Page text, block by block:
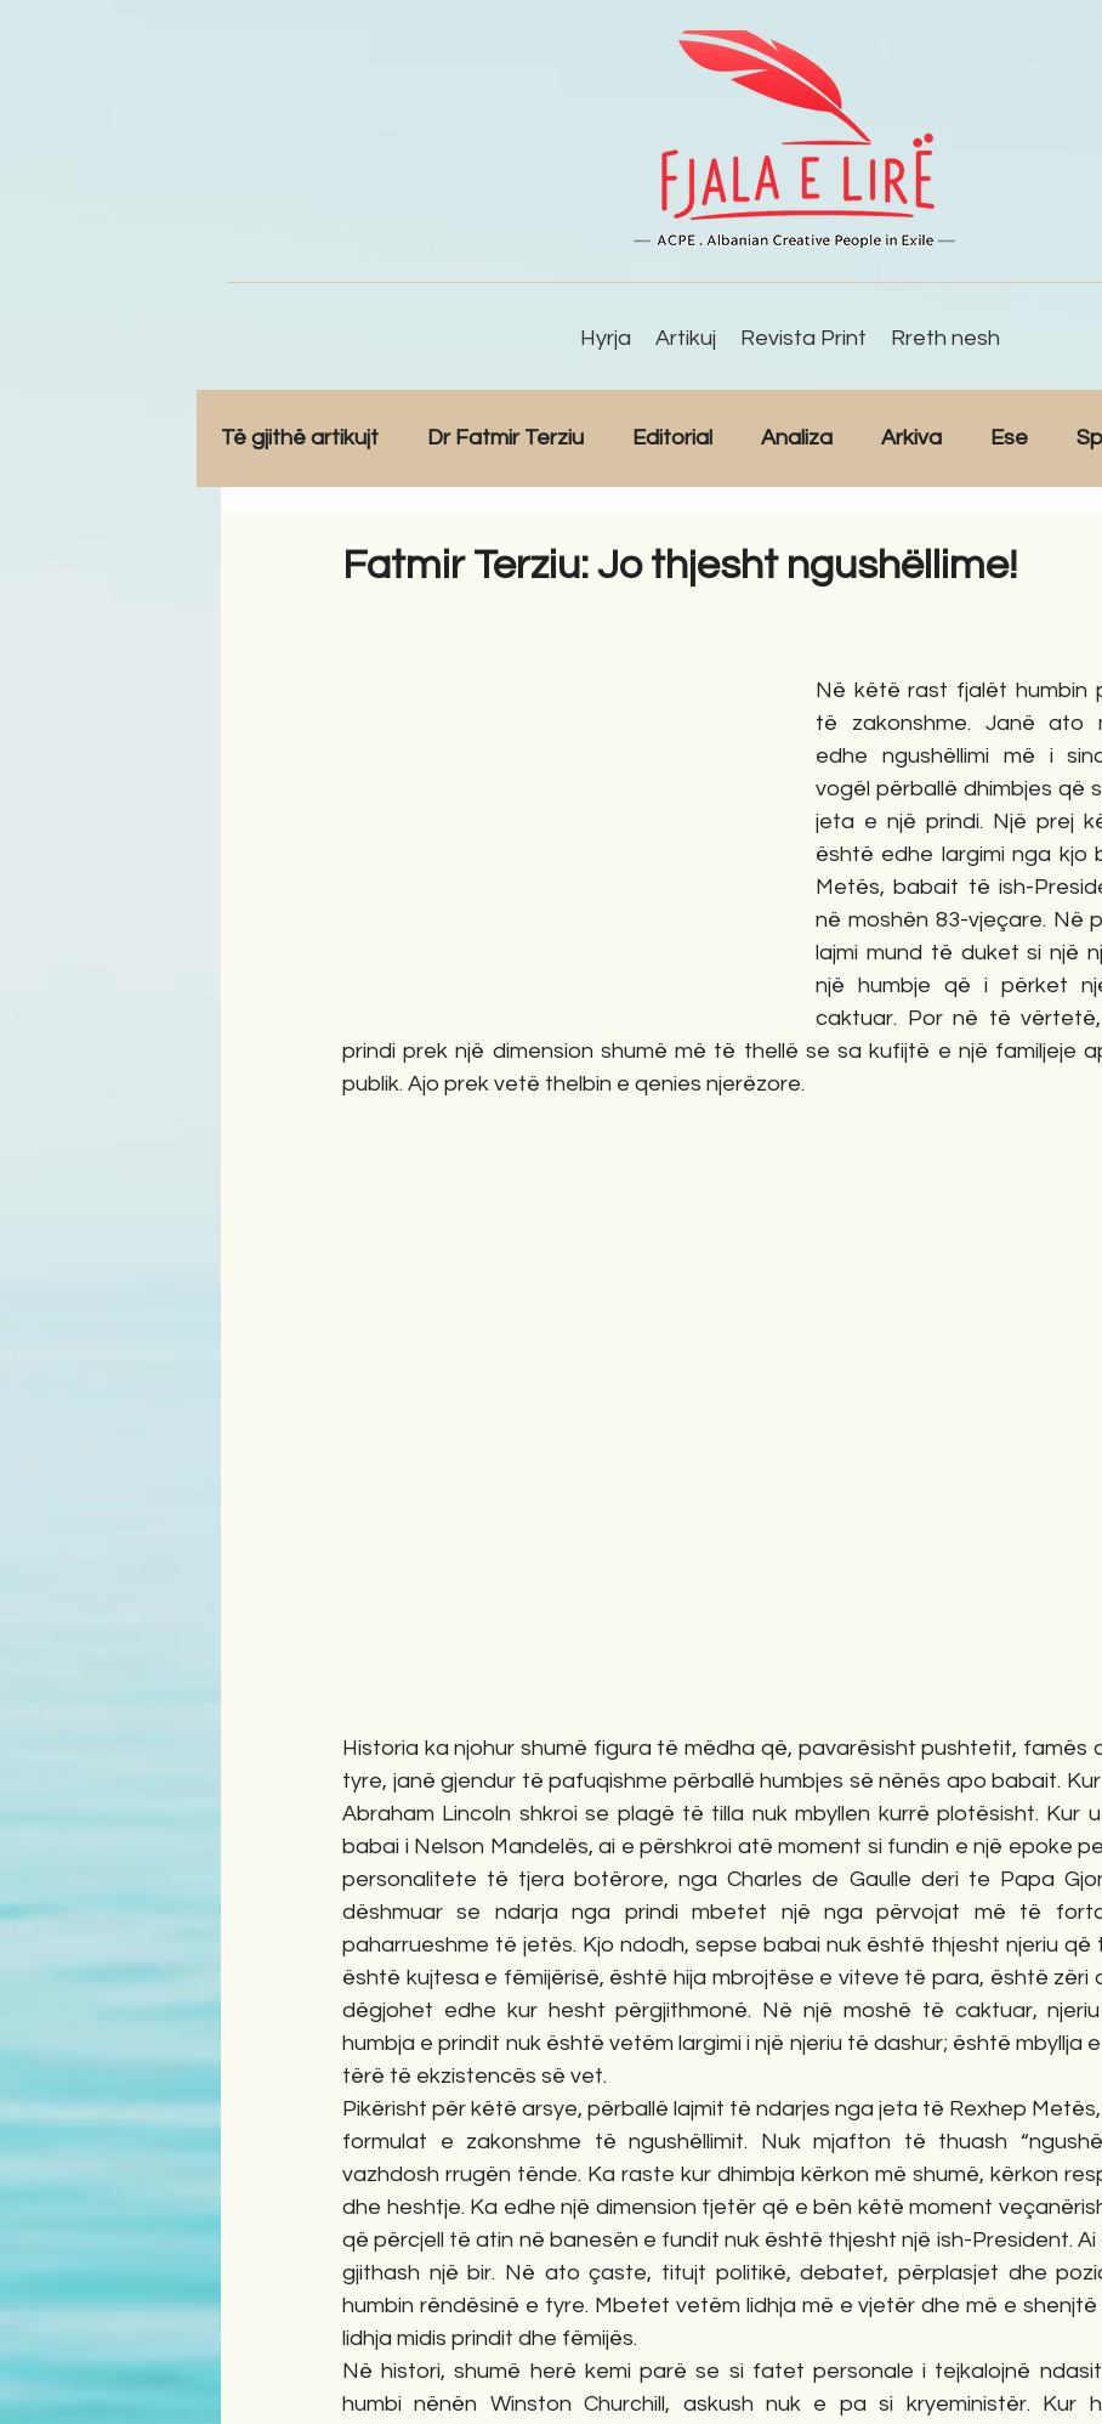
Hyrja Artikuj Revista Print Rreth nesh
Të gjithë artikujt Dr Fatmir Terziu Editorial Analiza Arkiva Ese
Fatmir Terziu: Jo thjesht ngushëllime!
Në këtë rast fjalët humbin
të zakonshme. Janë ato
edhe ngushëllimi më i
vogël përballë dhimbjes që
jeta e një prindi. Një prej
është edhe largimi nga kjo
Metës, babait të ish-
në moshën 83-vjeçare. Në
lajmi mund të duket si një
një humbje që i përket
caktuar. Por në të
prindi prek një dimension shumë më të thellë se sa kufijtë e një familjeje
publik. Ajo prek vetë thelbin e qenies njerëzore.
Historia ka njohur shumë figura të mëdha që, pavarësisht pushtetit, famës
tyre, janë gjendur të pafuqishme përballë humbjes së nënës apo babait.
Abraham Lincoln shkroi se plagë të tilla nuk mbyllen kurrë plotësisht. Kur
babai i Nelson Mandelës, ai e përshkroi atë moment si fundin e një epoke
personalitete të tjera botërore, nga Charles de Gaulle deri te Papa
dëshmuar se ndarja nga prindi mbetet një nga përvojat më të
paharrueshme të jetës. Kjo ndodh, sepse babai nuk është thjesht njeriu që
është kujtesa e fëmijërisë, është hija mbrojtëse e viteve të para, është zëri
dëgjohet edhe kur hesht përgjithmonë. Në një moshë të caktuar,
humbja e prindit nuk është vetëm largimi i një njeriu të dashur; është mbyllja
tërë të ekzistencës së vet.
Pikërisht për këtë arsye, përballë lajmit të ndarjes nga jeta të Rexhep
formulat e zakonshme të ngushëllimit. Nuk mjafton të thuash
vazhdosh rrugën tënde. Ka raste kur dhimbja kërkon më shumë, kërkon
dhe heshtje. Ka edhe një dimension tjetër që e bën këtë moment
që përcjell të atin në banesën e fundit nuk është thjesht një ish-President.
gjithash një bir. Në ato çaste, titujt politikë, debatet, përplasjet dhe
humbin rëndësinë e tyre. Mbetet vetëm lidhja më e vjetër dhe më e shenjtë
lidhja midis prindit dhe fëmijës.
Në histori, shumë herë kemi parë se si fatet personale i tejkalojnë
humbi nënën Winston Churchill, askush nuk e pa si kryeministër. Kur